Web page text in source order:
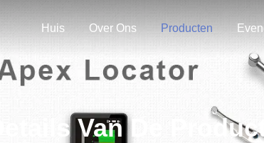
Huis Over Ons Producten
Details Van De